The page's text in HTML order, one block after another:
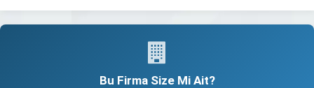
Bu Firma Size Mi Ait?